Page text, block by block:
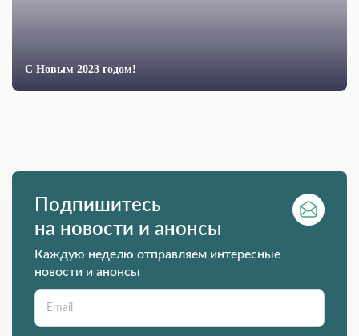
С Новым 2023 годом!
Подпишитесь
на новости и анонсы
Каждую неделю отправляем интересные
новости и анонсы